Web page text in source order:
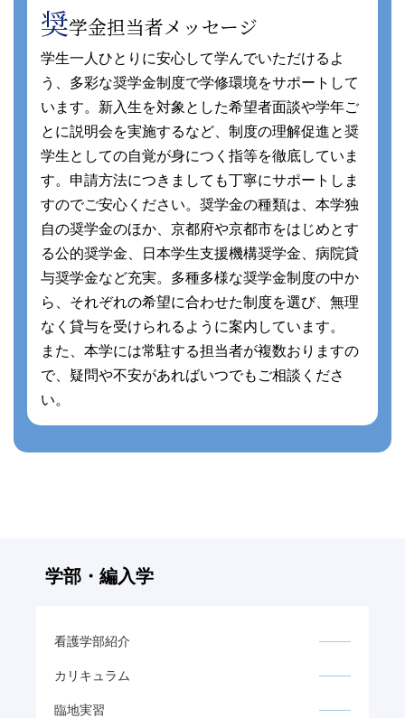
奨学金担当者メッセージ
学生一人ひとりに安心して学んでいただけるよ
う、多彩な奨学金制度で学修環境をサポートして
います。新入生を対象とした希望者面談や学年ご
とに説明会を実施するなど、制度の理解促進と奨
学生としての自覚が身につく指等を徹底していま
す。申請方法につきましても丁寧にサポートしま
すのでご安心ください。奨学金の種類は、本学独
自の奨学金のほか、京都府や京都市をはじめとす
る公的奨学金、日本学生支援機構奨学金、病院貸
与奨学金など充実。多種多様な奨学金制度の中か
ら、それぞれの希望に合わせた制度を選び、無理
なく貸与を受けられるように案内しています。
また、本学には常駐する担当者が複数おりますの
で、疑問や不安があればいつでもご相談くださ
い。
学部・編入学
看護学部紹介
カリキュラム
臨地実習